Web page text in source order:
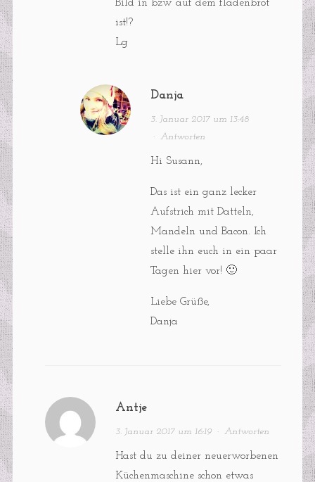
Bild in bzw auf dem fladenbrot
ist!?
Lg
Danja
3. Januar 2017 um 13:48
· Antworten
Hi Susann,
Das ist ein ganz lecker
Aufstrich mit Datteln,
Mandeln und Bacon. Ich
stelle ihn euch in ein paar
Tagen hier vor! 🙂
Liebe Grüße,
Danja
Antje
3. Januar 2017 um 16:19· Antworten
Hast du zu deiner neuerworbenen
Küchenmaschine schon etwas